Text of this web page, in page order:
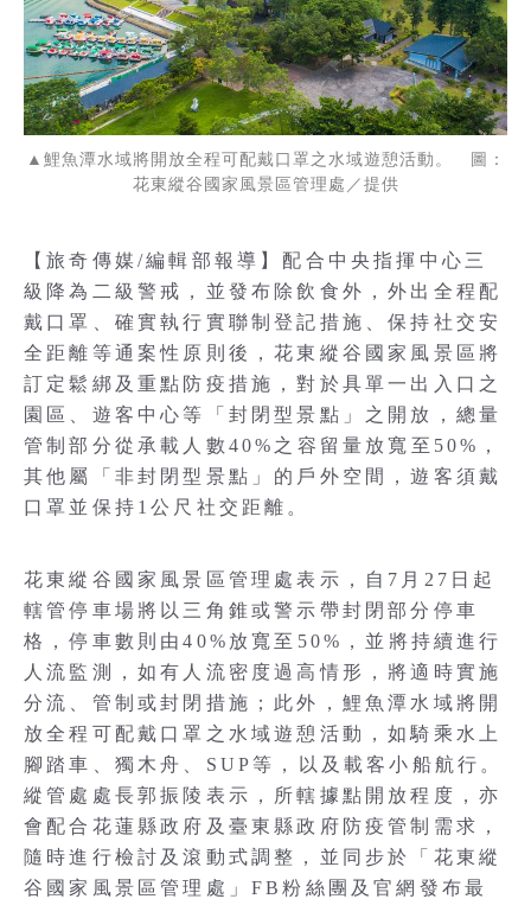
▲鯉魚潭水域將開放全程可配戴口罩之水域遊憩活動。 圖：
花東縱谷國家風景區管理處／提供
【旅奇傳媒/編輯部報導】配合中央指揮中心三
級降為二級警戒，並發布除飲食外，外出全程配
戴口罩、確實執行實聯制登記措施、保持社交安
全距離等通案性原則後，花東縱谷國家風景區將
訂定鬆綁及重點防疫措施，對於具單一出入口之
園區、遊客中心等「封閉型景點」之開放，總量
管制部分從承載人數40%之容留量放寬至50%，
其他屬「非封閉型景點」的戶外空間，遊客須戴
口罩並保持1公尺社交距離。
花東縱谷國家風景區管理處表示，自7月27日起
轄管停車場將以三角錐或警示帶封閉部分停車
格，停車數則由40%放寬至50%，並將持續進行
人流監測，如有人流密度過高情形，將適時實施
分流、管制或封閉措施；此外，鯉魚潭水域將開
放全程可配戴口罩之水域遊憩活動，如騎乘水上
腳踏車、獨木舟、SUP等，以及載客小船航行。
縱管處處長郭振陵表示，所轄據點開放程度，亦
會配合花蓮縣政府及臺東縣政府防疫管制需求，
隨時進行檢討及滾動式調整，並同步於「花東縱
谷國家風景區管理處」FB粉絲團及官網發布最